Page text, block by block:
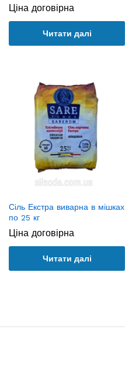
Ціна договірна
Читати далі
Сіль Екстра виварна в мішках
по 25 кг
Ціна договірна
Читати далі